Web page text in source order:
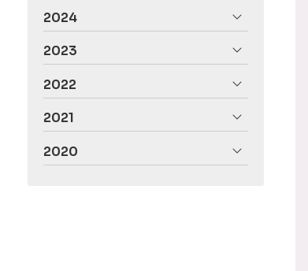
2024
2023
2022
2021
2020